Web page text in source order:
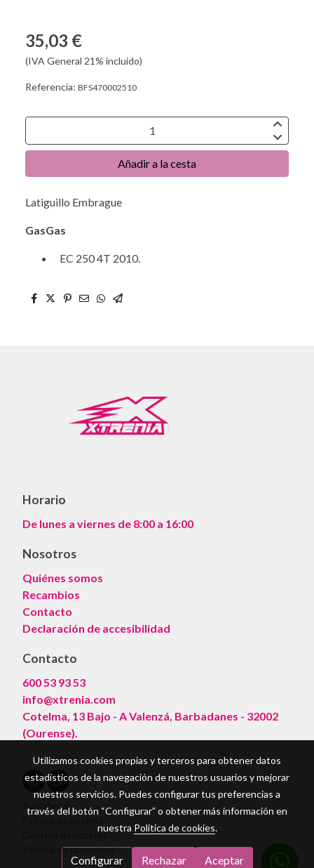
35,03 €
(IVA General 21% incluido)
Referencia: BFS470002510
Añadir a la cesta
Latiguillo Embrague
GasGas
EC 250 4T 2010.
Horario
De lunes a viernes de 8:00 a 16:00
Nosotros
Quiénes somos
Recambios
Contacto
Declaración de accesibilidad
Contacto
600 53 93 53
info@xtrenia.com
Cotelma, 13 Bajo - A Valenzá, Barbadanes - 32002
(Ourense).
Aviso legal
Gestión de cookies
Política de privacidad
Utilizamos cookies propias y terceros para obtener datos
estadísticos de la navegación de nuestros usuarios y mejorar
nuestros servicios. Puedes configurar tus preferencias a
través del botón “Configurar” o obtener más información en
nuestra Política de cookies.
Configurar Rechazar Aceptar